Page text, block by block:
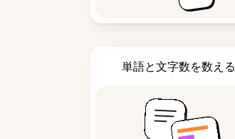
単語と文字数を数える